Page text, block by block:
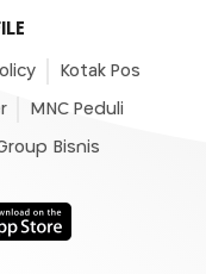
Kotak Pos
MNC Peduli
Bisnis